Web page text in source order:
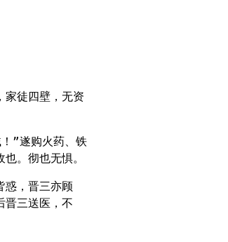
家徒四壁，无资
”遂购火药、铁
。彻也无惧。
惑，晋三亦顾
晋三送医，不